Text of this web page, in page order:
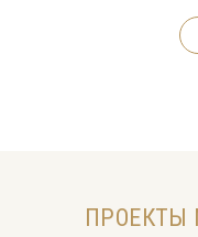
ПРОЕКТЫ